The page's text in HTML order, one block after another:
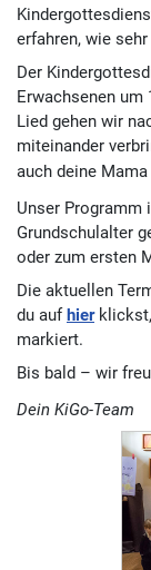
erfahren, wie
Der
Erwachsenen um
Lied gehen wir
miteinander
auch deine
Unser Programm
Grundschulalter
oder zum ersten
Die aktuellen
du aufhierklickst,
markiert.
Bis bald – wir
Dein KiGo-Team